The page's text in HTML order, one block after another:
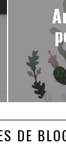
DE